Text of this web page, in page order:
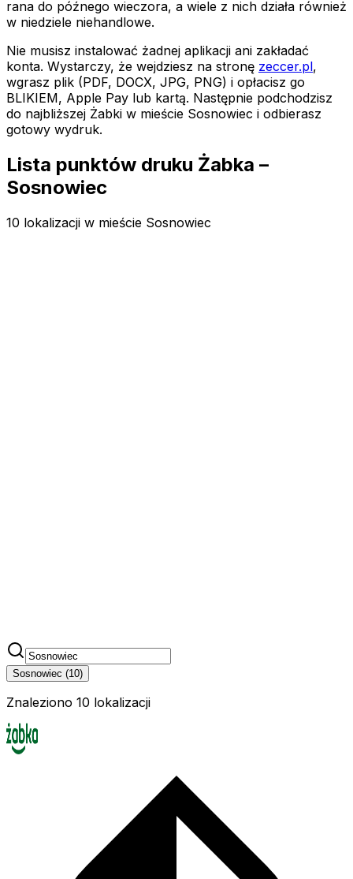
rana do późnego wieczora, a wiele z nich działa również
w niedziele niehandlowe.
Nie musisz instalować żadnej aplikacji ani zakładać
konta. Wystarczy, że wejdziesz na stronę zeccer.pl,
wgrasz plik (PDF, DOCX, JPG, PNG) i opłacisz go
BLIKIEM, Apple Pay lub kartą. Następnie podchodzisz
do najbliższej Żabki w mieście Sosnowiec i odbierasz
gotowy wydruk.
Lista punktów druku Żabka –
Sosnowiec
10 lokalizacji w mieście Sosnowiec
Sosnowiec (10)
Znaleziono 10 lokalizacji